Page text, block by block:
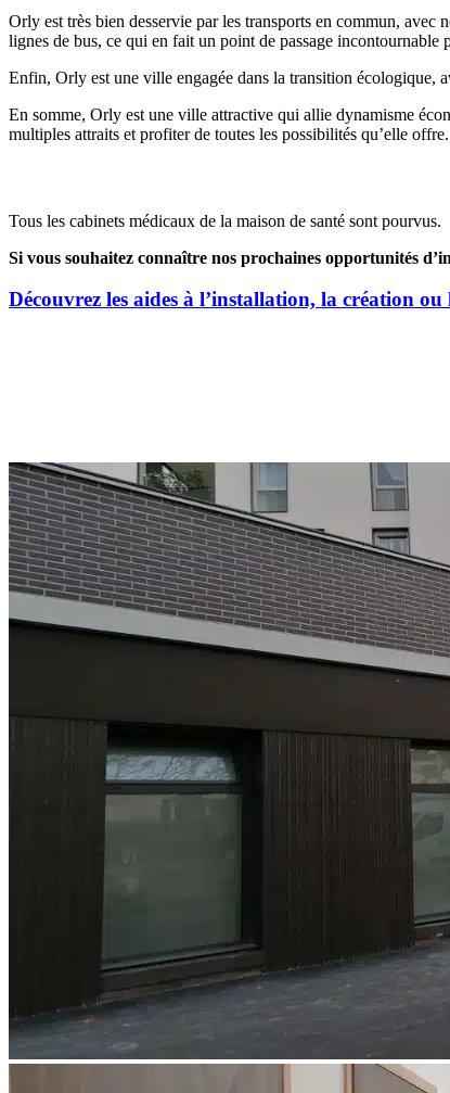
Orly est très bien desservie par les transports en commun,
lignes de bus, ce qui en fait un point de passage incontournable
Enfin, Orly est une ville engagée dans la transition écologique,
En somme, Orly est une ville attractive qui allie dynamisme
multiples attraits et profiter de toutes les possibilités qu’elle offre.
Tous les cabinets médicaux de la maison de santé sont pourvus.
Si vous souhaitez connaître nos prochaines opportunités
Découvrez les aides à l’installation, la création